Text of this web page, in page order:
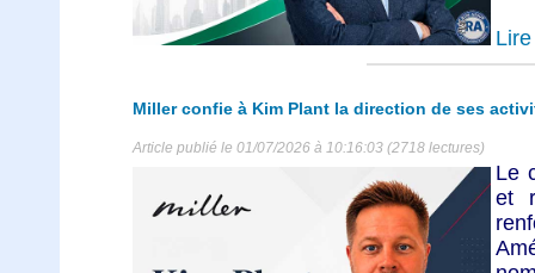
Miller confie à Kim Plant la direction de ses
Article publié le 01/07/2026 à 10:16:03 (2718 lectures)
Le
et